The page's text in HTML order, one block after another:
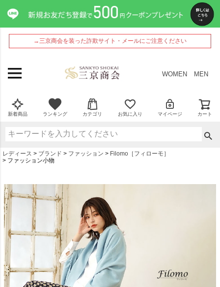
→三京商会を装った詐欺サイト・メールにご注意ください
WOMEN MEN
新着商品 ランキング カテゴリ お気に入り マイページ カート
レディース ブランド ファッション
Filomo［フィローモ］
ファッション小物